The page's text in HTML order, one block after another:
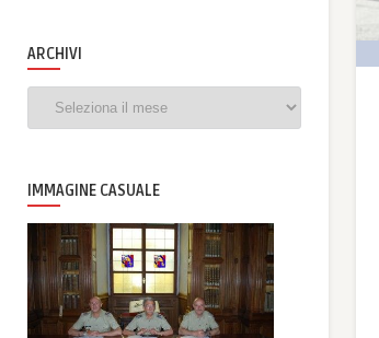
ARCHIVI
IMMAGINE CASUALE